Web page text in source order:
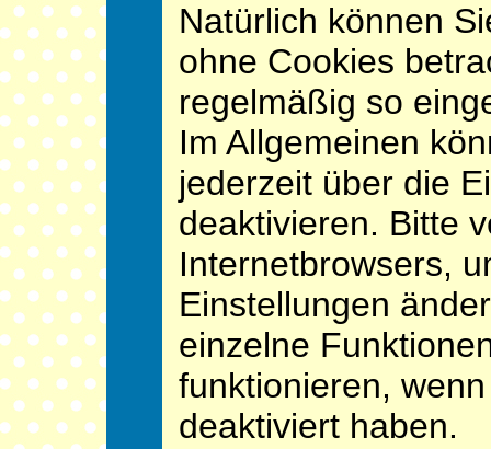
Natürlich können
ohne Cookies
regelmäßig so
Im Allgemeinen
jederzeit über die
deaktivieren. Bitte
Internetbrowsers,
Einstellungen
einzelne
funktionieren,
deaktiviert haben.